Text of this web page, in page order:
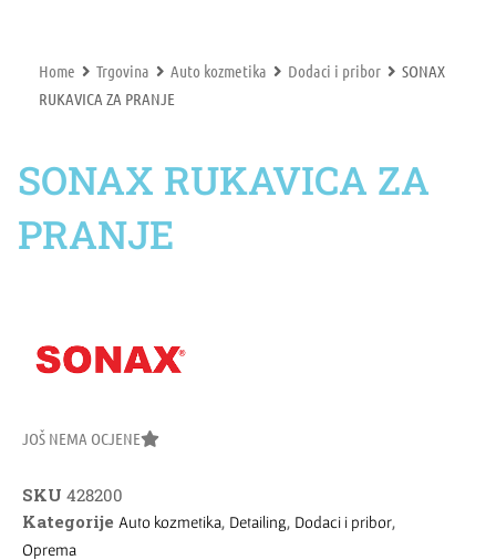
Home Trgovina Auto kozmetika Dodaci i pribor
SONAX
RUKAVICA ZA PRANJE
SONAX RUKAVICA ZA
PRANJE
JOŠ NEMA OCJENE
SKU 428200
Kategorije Auto kozmetika, Detailing, Dodaci i pribor,
Oprema